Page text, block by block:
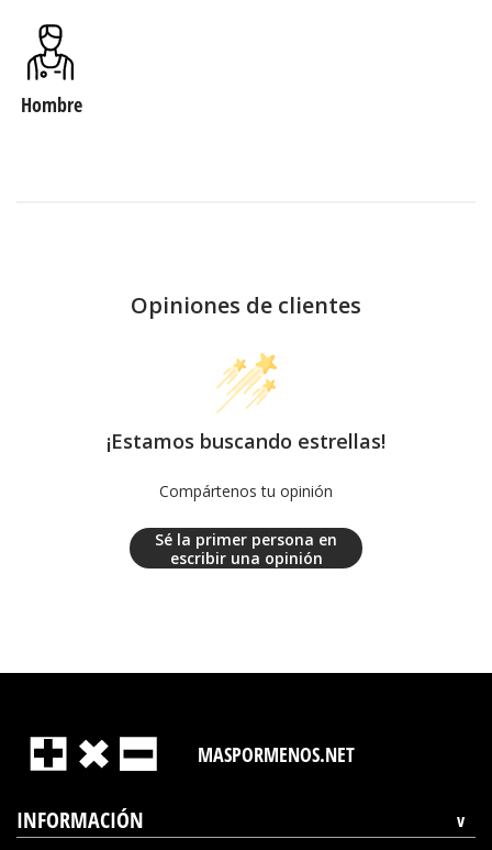
Hombre
Opiniones de clientes
¡Estamos buscando estrellas!
Compártenos tu opinión
Sé la primer persona en
escribir una opinión
MASPORMENOS.NET
INFORMACIÓN